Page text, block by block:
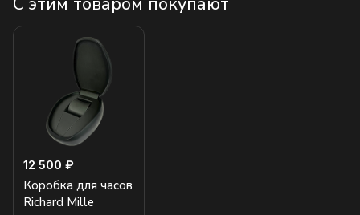
12 500 ₽
Коробка для часов
Richard Mille